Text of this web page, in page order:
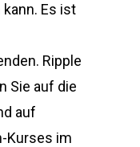
Es ist
Ripple
Sie auf die
auf
Kurses im